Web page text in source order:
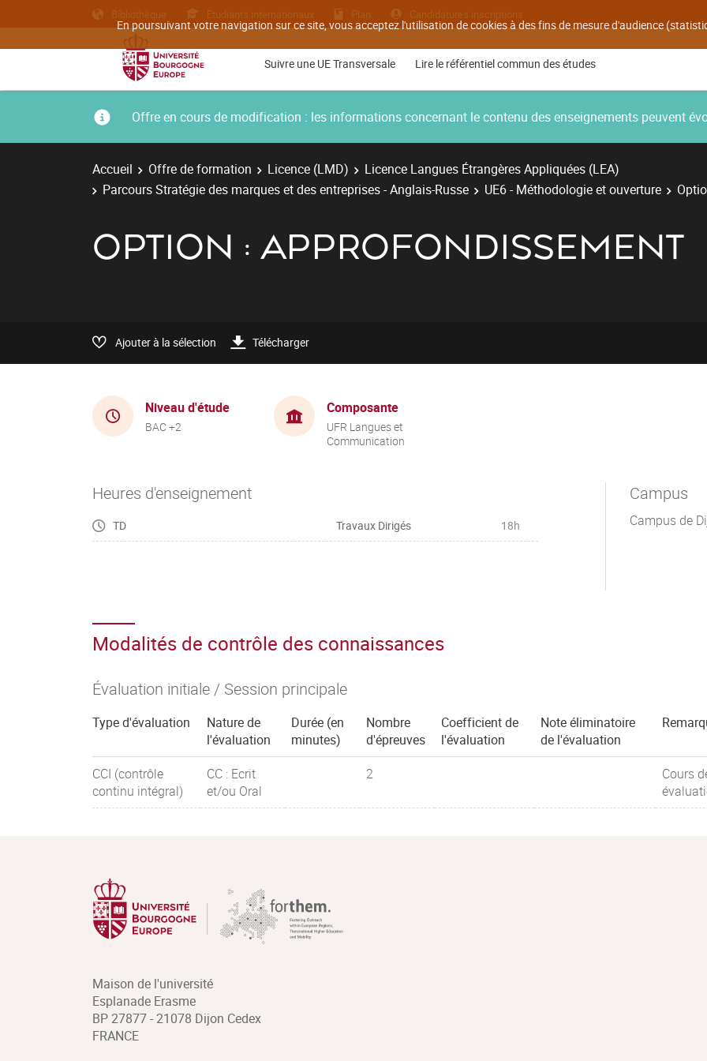
En poursuivant votre navigation sur ce site, vous acceptez l'utilisation de cookies à des fins de mesure d'audience
Bibliothèque Etudiants internationaux Plan Candidatures inscriptions
Suivre une UE Transversale Lire le référentiel commun des études
Offre en cours de modification : les informations concernant le contenu des enseignements peuvent
Accueil Offre de formation Licence (LMD)
Licence Langues Étrangères Appliquées (LEA)
Parcours Stratégie des marques et des entreprises - Anglais-Russe
UE6 - Méthodologie et ouverture
OPTION : APPROFONDISSEMENT
Ajouter à la sélection Télécharger
Niveau d'étude
BAC +2
Composante
UFR Langues et
Communication
Heures d'enseignement
TD Travaux Dirigés 18h
Campus
Campus de
Modalités de contrôle des connaissances
Évaluation initiale / Session principale
Type d'évaluation
Nature de
l'évaluation
Durée (en
minutes)
Nombre
d'épreuves
Coefficient de
l'évaluation
Note éliminatoire
de l'évaluation
CCI (contrôle
continu intégral)
CC : Ecrit
et/ou Oral
2
Cours
Maison de l'université
Esplanade Erasme
BP 27877 - 21078 Dijon Cedex
FRANCE